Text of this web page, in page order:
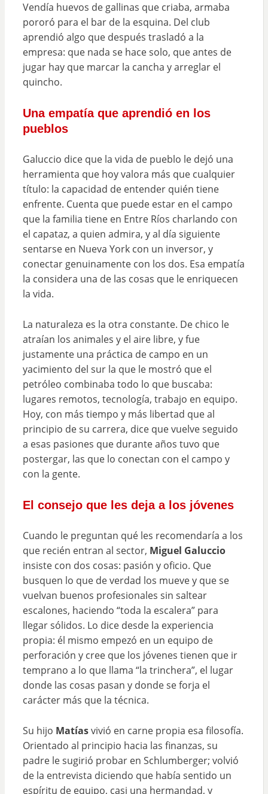
Vendía huevos de gallinas que criaba, armaba
pororó para el bar de la esquina. Del club
aprendió algo que después trasladó a la
empresa: que nada se hace solo, que antes de
jugar hay que marcar la cancha y arreglar el
quincho.
Una empatía que aprendió en los
pueblos
Galuccio dice que la vida de pueblo le dejó una
herramienta que hoy valora más que cualquier
título: la capacidad de entender quién tiene
enfrente. Cuenta que puede estar en el campo
que la familia tiene en Entre Ríos charlando con
el capataz, a quien admira, y al día siguiente
sentarse en Nueva York con un inversor, y
conectar genuinamente con los dos. Esa empatía
la considera una de las cosas que le enriquecen
la vida.
La naturaleza es la otra constante. De chico le
atraían los animales y el aire libre, y fue
justamente una práctica de campo en un
yacimiento del sur la que le mostró que el
petróleo combinaba todo lo que buscaba:
lugares remotos, tecnología, trabajo en equipo.
Hoy, con más tiempo y más libertad que al
principio de su carrera, dice que vuelve seguido
a esas pasiones que durante años tuvo que
postergar, las que lo conectan con el campo y
con la gente.
El consejo que les deja a los jóvenes
Cuando le preguntan qué les recomendaría a los
que recién entran al sector, Miguel Galuccio
insiste con dos cosas: pasión y oficio. Que
busquen lo que de verdad los mueve y que se
vuelvan buenos profesionales sin saltear
escalones, haciendo “toda la escalera” para
llegar sólidos. Lo dice desde la experiencia
propia: él mismo empezó en un equipo de
perforación y cree que los jóvenes tienen que ir
temprano a lo que llama “la trinchera”, el lugar
donde las cosas pasan y donde se forja el
carácter más que la técnica.
Su hijo Matíasvivió en carne propia esa filosofía.
Orientado al principio hacia las finanzas, su
padre le sugirió probar en Schlumberger; volvió
de la entrevista diciendo que había sentido un
espíritu de equipo, casi una hermandad, y